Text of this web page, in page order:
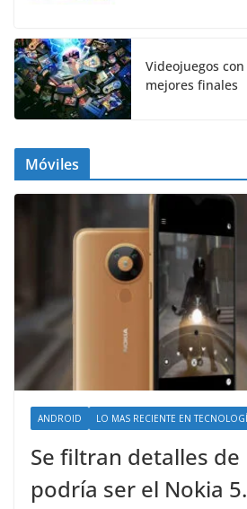
Videojuegos
mejores finales
Móviles
ANDROID LO MAS RECIENTE EN
Se filtran detalles de
podría ser el Nokia